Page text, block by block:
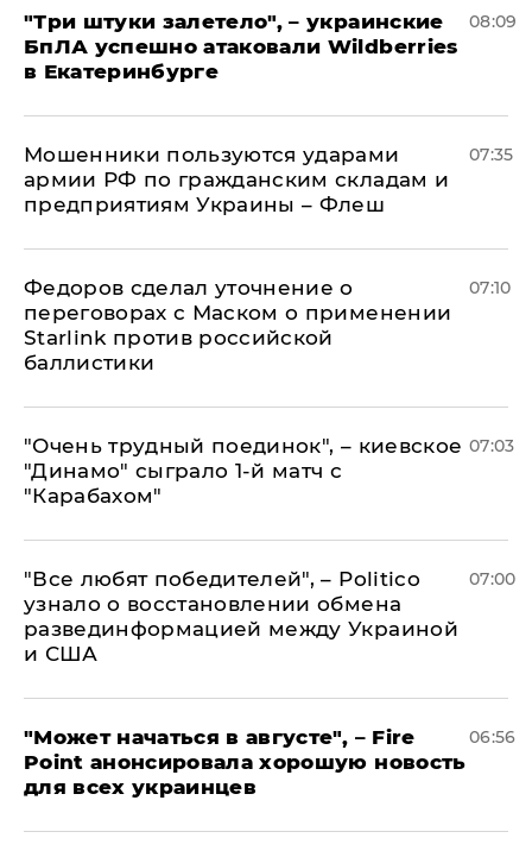
"Три штуки залетело", – украинские
БпЛА успешно атаковали Wildberries
в Екатеринбурге
08:09
Мошенники пользуются ударами
армии РФ по гражданским складам и
предприятиям Украины – Флеш
07:35
Федоров сделал уточнение о
переговорах с Маском о применении
Starlink против российской
баллистики
07:10
"Очень трудный поединок", – киевское
"Динамо" сыграло 1-й матч с
"Карабахом"
07:03
​"Все любят победителей", – Politico
узнало о восстановлении обмена
развединформацией между Украиной
и США
07:00
"Может начаться в августе", – Fire
Point анонсировала хорошую новость
для всех украинцев
06:56